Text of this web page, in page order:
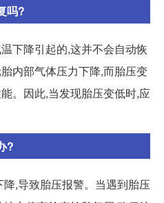
吗?
下降引起的,这并不会自动恢
内部气体压力下降,而胎压变
。因此,当发现胎压变低时,应
?
,导致胎压报警。当遇到胎压